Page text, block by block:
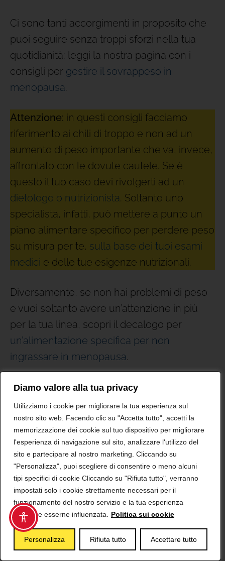
Diamo valore alla tua privacy
Utilizziamo i cookie per migliorare la tua esperienza sul
nostro sito web. Facendo clic su "Accetta tutto", accetti la
memorizzazione dei cookie sul tuo dispositivo per migliorare
l'esperienza di navigazione sul sito, analizzare l'utilizzo del
sito e partecipare al nostro marketing. Cliccando su
"Personalizza", puoi scegliere di consentire o meno alcuni
tipi specifici di cookie Cliccando su "Rifiuta tutto", verranno
impostati solo i cookie strettamente necessari per il
funzionamento del nostro servizio e la tua esperienza
potrebbe esserne influenzata.
Politica sui cookie
Personalizza Rifiuta tutto Accettare tutto
Ci sono tanti accorgimenti in proposito che
puoi seguire senza troppi sforzi nella tua
quotidianità: leggi la nostra pagina con i
consigli per gestire il sovrappeso in
menopausa.
Attenzione: in questi consigli facciamo
riferimento ai chili di troppo e non ad un
aumento di peso importante che va, invece,
affrontato con le dovute cautele. Se è
questo il tuo caso devi rivolgerti ad un
dietologo o nutrizionista. Soltanto uno
specialista, infatti, può mettere a punto un
piano alimentare specifico per perdere peso
su misura per te, sulla base dei tuoi esami
medici e delle tue esigenze nutrizionali.
Diversamente, se non hai problemi di peso
e vuoi soltanto avere un’attenzione in più
per la tua linea, scopri il decalogo per
un’alimentazione specifica per non
ingrassare in menopausa.
Dall’alimentazione può arrivare un supporto
decisivo per dichiarare guerra ai chili di
troppo ma anche per tenere a bada i disturbi
che la fine dell’età fertile può portare con sé.
Perritrovare la leggerezza in vista della
menopausa (non soltanto nel corpo)puoi
trovare un sostegno specifico nell’
di polline(ma privo dei suoi allergeni) che
costituisce il principale costituente diFemal
integratore 100% di origine vegetale in